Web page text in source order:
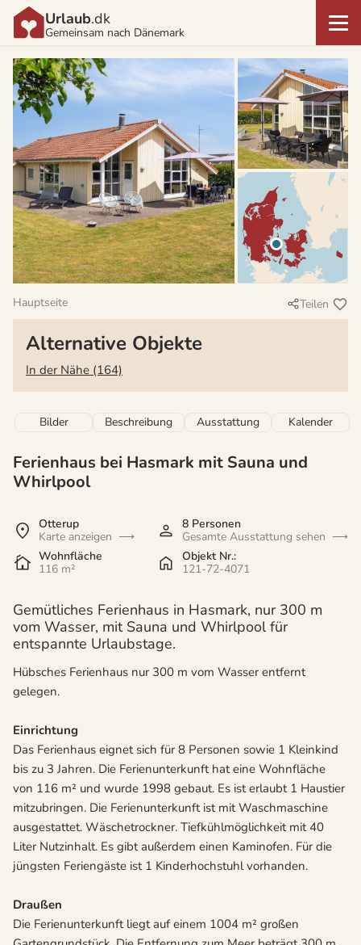
Urlaub.dk
Gemeinsam nach Dänemark
Hauptseite Teilen
Alternative Objekte
In der Nähe (164)
Bilder Beschreibung Ausstattung Kalender
Ferienhaus bei Hasmark mit Sauna und
Whirlpool
Otterup
Karte anzeigen
8 Personen
Gesamte Ausstattung sehen
Wohnfläche
116 m²
Objekt Nr.:
121-72-4071
Gemütliches Ferienhaus in Hasmark, nur 300 m
vom Wasser, mit Sauna und Whirlpool für
entspannte Urlaubstage.
Hübsches Ferienhaus nur 300 m vom Wasser entfernt
gelegen.
Einrichtung
Das Ferienhaus eignet sich für 8 Personen sowie 1 Kleinkind
bis zu 3 Jahren. Die Ferienunterkunft hat eine Wohnfläche
von 116 m² und wurde 1998 gebaut. Es ist erlaubt 1 Haustier
mitzubringen. Die Ferienunterkunft ist mit Waschmaschine
ausgestattet. Wäschetrockner. Tiefkühlmöglichkeit mit 40
Liter Nutzinhalt. Es gibt außerdem einen Kaminofen. Für die
jüngsten Feriengäste ist 1 Kinderhochstuhl vorhanden.
Draußen
Die Ferienunterkunft liegt auf einem 1004 m² großen